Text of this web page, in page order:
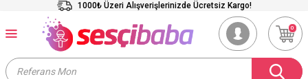
1000₺ Üzeri Alışverişlerinizde Ücretsiz Kargo!
0